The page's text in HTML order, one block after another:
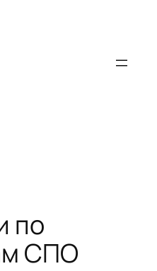
по
СПО